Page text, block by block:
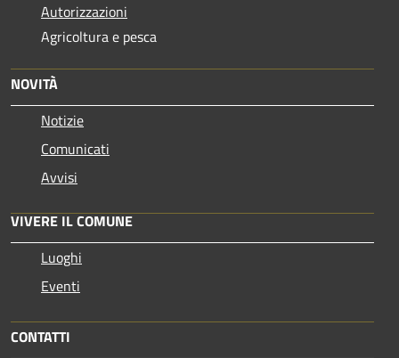
Autorizzazioni
Agricoltura e pesca
NOVITÀ
Notizie
Comunicati
Avvisi
VIVERE IL COMUNE
Luoghi
Eventi
CONTATTI